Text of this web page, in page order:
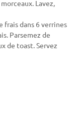
Lavez,
frais dans 6 verrines
Parsemez de
de toast. Servez